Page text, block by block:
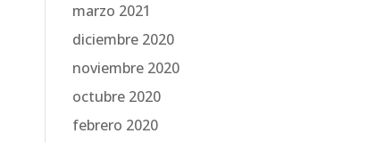
marzo 2021
diciembre 2020
noviembre 2020
octubre 2020
febrero 2020